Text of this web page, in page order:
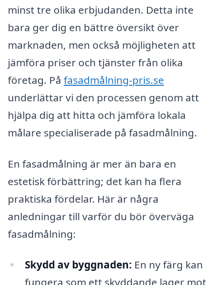
minst tre olika erbjudanden. Detta inte
bara ger dig en bättre översikt över
marknaden, men också möjligheten att
jämföra priser och tjänster från olika
företag. På fasadmålning-pris.se
underlättar vi den processen genom att
hjälpa dig att hitta och jämföra lokala
målare specialiserade på fasadmålning.
En fasadmålning är mer än bara en
estetisk förbättring; det kan ha flera
praktiska fördelar. Här är några
anledningar till varför du bör överväga
fasadmålning:
Skydd av byggnaden: En ny färg kan
fungera som ett skyddande lager mot